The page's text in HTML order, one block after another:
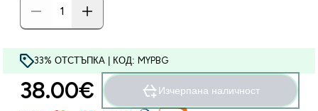
33% ОТСТЪПКА | КОД: MYPBG
38.00€‎ Изчерпана наличност